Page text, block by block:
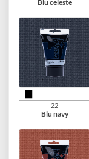
Verde ftalo
19
Blu celeste